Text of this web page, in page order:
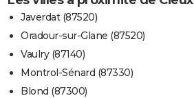
Javerdat (87520)
Oradour-sur-Glane (87520)
Vaulry (87140)
Montrol-Sénard (87330)
Blond (87300)